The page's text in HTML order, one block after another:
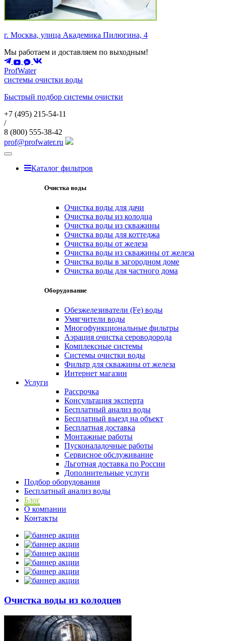
г. Москва, улица Академика Пилюгина, 4
Мы работаем и доставляем по выходным!
ProfWater
системы очистки воды
Быстрый подбор системы очистки
+7 (495) 215-54-11
/
8 (800) 555-38-42
prof@profwater.ru
Меню
Каталог фильтров
Очистка воды
Очистка воды для дачи
Очистка воды из колодца
Очистка воды из скважины
Очистка воды для коттеджа
Очистка воды от железа
Очистка воды из скважины от железа
Очистка воды в загородном доме
Очистка воды для частного дома
Оборудование
Обезжелезиватели (Fe) воды
Умягчители воды
Многофункциональные фильтры
Аэрация очистка сероводорода
Комплексные системы
Системы очистки воды
Фильтр для скважины от железа
Интернет магазин
Услуги
Рассрочка
Консультация эксперта
Бесплатный анализ воды
Бесплатный выезд на объект
Бесплатная доставка
Монтажные работы
Пусконаладочные работы
Сервисное обслуживание
Льготная доставка по России
Дополнительные услуги
Подбор оборудования
Бесплатный анализ воды
Блог
О компании
Контакты
Очистка воды из колодцев